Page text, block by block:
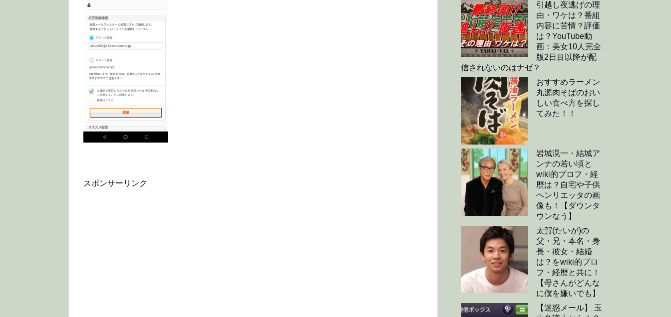
スポンサーリンク
引越し夜逃げの理
由・ワケは？番組
内容に苦情？評価
は？YouTube動
画：美女10人完全
版2日目以降が配
信されないのはナゼ？
おすすめラーメン
丸源肉そばのおい
しい食べ方を探し
てみた！！
岩城滉一・結城ア
ンナの若い頃と
wiki的プロフ・経
歴は？自宅や子供
ヘンリエッタの画
像も！【ダウンタ
ウンなう】
太賀(たいが)の
父・兄・本名・身
長・彼女・結婚
は？をwiki的プロ
フ・経歴と共に！
【母さんがどんな
に僕を嫌いでも】
【迷惑メール】 玉